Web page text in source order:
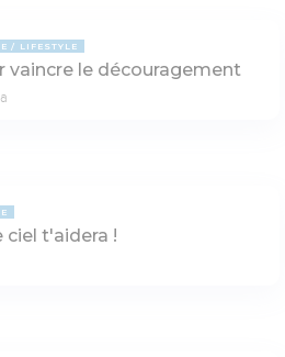
LIFESTYLE
vaincre le découragement
ciel t'aidera !